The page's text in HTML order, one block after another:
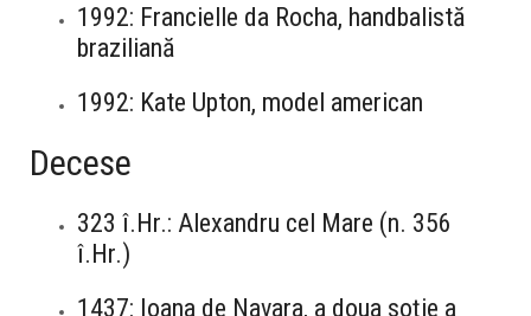
1992: Francielle da Rocha, handbalistă
braziliană
1992: Kate Upton, model american
Decese
323 î.Hr.: Alexandru cel Mare (n. 356
î.Hr.)
1437: Ioana de Navara, a doua soție a